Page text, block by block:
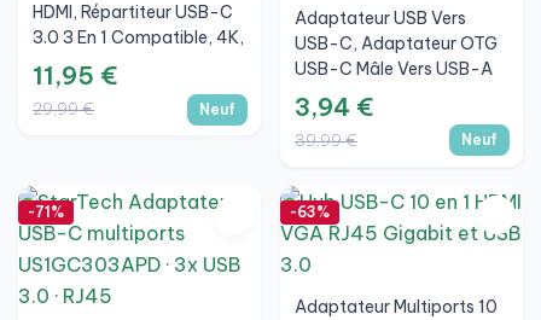
HDMI, Répartiteur USB-C
3.0 3 En 1 Compatible, 4K,
PD, Charge Rapide,
Nouveau
11,95 €
29,99 € Neuf
Adaptateur USB Vers
USB-C, Adaptateur OTG
USB-C Mâle Vers USB-A
2.0 Femelle, Compatible
Avec MacBook Pro,
Samsung Galaxy
3,94 €
39,99 € Neuf
-71% -63%
Adaptateur Multiports 10